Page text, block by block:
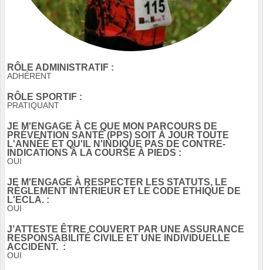
RÔLE ADMINISTRATIF :
ADHÉRENT
RÔLE SPORTIF :
PRATIQUANT
JE M'ENGAGE À CE QUE MON PARCOURS DE
PRÉVENTION SANTÉ (PPS) SOIT À JOUR TOUTE
L'ANNÉE ET QU'IL N'INDIQUE PAS DE CONTRE-
INDICATIONS À LA COURSE À PIEDS :
OUI
JE M'ENGAGE À RESPECTER LES STATUTS, LE
RÈGLEMENT INTÉRIEUR ET LE CODE ETHIQUE DE
L'ECLA. :
OUI
J’ATTESTE ÊTRE COUVERT PAR UNE ASSURANCE
RESPONSABILITÉ CIVILE ET UNE INDIVIDUELLE
ACCIDENT. :
OUI